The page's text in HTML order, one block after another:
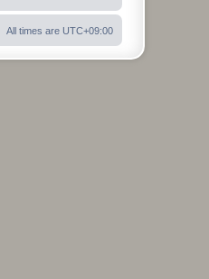
All times are UTC+09:00